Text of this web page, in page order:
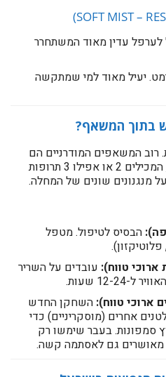
לערפל עדין מאוד המשתחרר
יעיל מאוד למי שמתקשה
בתוך המשאף?
רוב המשאפים המודרניים הם
(Combo), המכילים 2 או אפילו 3 תרופות
מנגנונים שונים של המחלה.
הבסיס לטיפול. מטפל
עובדים על השריר
24 שעות.
השחקן החדש
אחרים (מוסקריניים) כדי
סמפונות. בעבר שימשו רק